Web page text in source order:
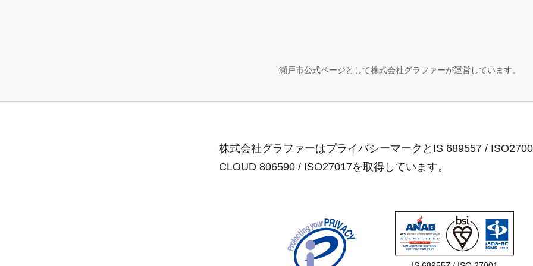
瀬戸市公式ページとして株式会社グラファーが運営しています。
株式会社グラファーはプライバシーマークとIS 689557 /
CLOUD 806590 / ISO27017を取得しています。